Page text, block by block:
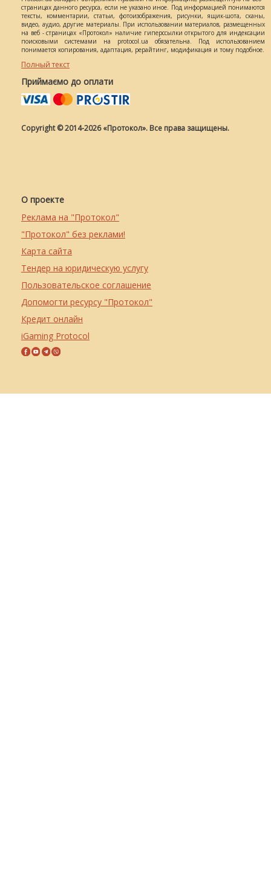
страницах данного ресурса, если не указано иное. Под информацией понимаются
тексты, комментарии, статьи, фотоизображения, рисунки, ящик-шота, сканы,
видео, аудио, другие материалы. При использовании материалов, размещенных
на веб - страницах «Протокол» наличие гиперссылки открытого для индексации
поисковыми системами на protocol.ua обязательна. Под использованием
понимается копирования, адаптация, рерайтинг, модификация и тому подобное.
Полный текст
Приймаємо до оплати
Copyright © 2014-2026 «Протокол». Все права защищены.
О проекте
Реклама на "Протокол"
"Протокол" без реклами!
Карта сайта
Тендер на юридическую услугу
Пользовательское соглашение
Допомогти ресурсу "Протокол"
Кредит онлайн
iGaming Protocol